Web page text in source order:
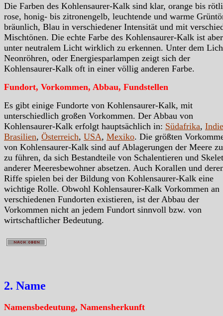
Die Farben des Kohlensaurer-Kalk sind klar, orange bis
rose, honig- bis zitronengelb, leuchtende und warme
bräunlich, Blau in verschiedener Intensität und mit
Mischtönen. Die echte Farbe des Kohlensaurer-Kalk ist
unter neutralem Licht wirklich zu erkennen. Unter dem
Neonröhren, oder Energiesparlampen zeigt sich der
Kohlensaurer-Kalk oft in einer völlig anderen Farbe.
Fundort, Vorkommen, Abbau, Fundstellen
Es gibt einige Fundorte von Kohlensaurer-Kalk, mit
unterschiedlich großen Vorkommen. Der Abbau von
Kohlensaurer-Kalk erfolgt hauptsächlich in: Südafrika,
Brasilien, Österreich, USA, Mexiko. Die größten
von Kohlensaurer-Kalk sind auf Ablagerungen der Meere
zu führen, da sich Bestandteile von Schalentieren und
anderer Meeresbewohner absetzen. Auch Korallen und
Riffe spielen bei der Bildung von Kohlensaurer-Kalk eine
wichtige Rolle. Obwohl Kohlensaurer-Kalk Vorkommen an
verschiedenen Fundorten existieren, ist der Abbau der
Vorkommen nicht an jedem Fundort sinnvoll bzw. von
wirtschaftlicher Bedeutung.
2. Name
Namensbedeutung, Namensherkunft